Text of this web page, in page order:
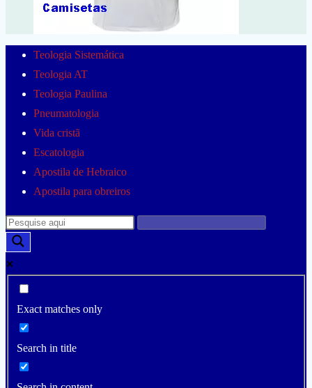
Teologia Sistemática
Teologia AT
Teologia Paulina
Pneumatologia
Vida cristã
Escatologia
Apostila de Hebraico
Apostila para obreiros
Exact matches only
Search in title